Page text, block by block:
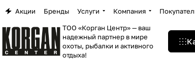
Акции Бренды Услуги Компания
ТОО «Корган Центр» — ваш
надежный партнер в мире
охоты, рыбалки и активного
отдыха!